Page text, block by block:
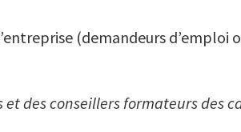
(demandeurs d’emploi
des conseillers formateurs des